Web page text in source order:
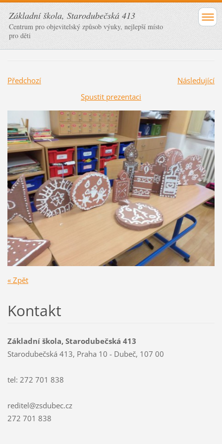
Základní škola, Starodubečská 413
Centrum pro objevitelský způsob výuky, nejlepší místo
pro děti
Předchozí
Následující
Spustit prezentaci
« Zpět
Kontakt
Základní škola, Starodubečská 413
Starodubečská 413, Praha 10 - Dubeč, 107 00
tel: 272 701 838
reditel@zsdubec.cz
272 701 838